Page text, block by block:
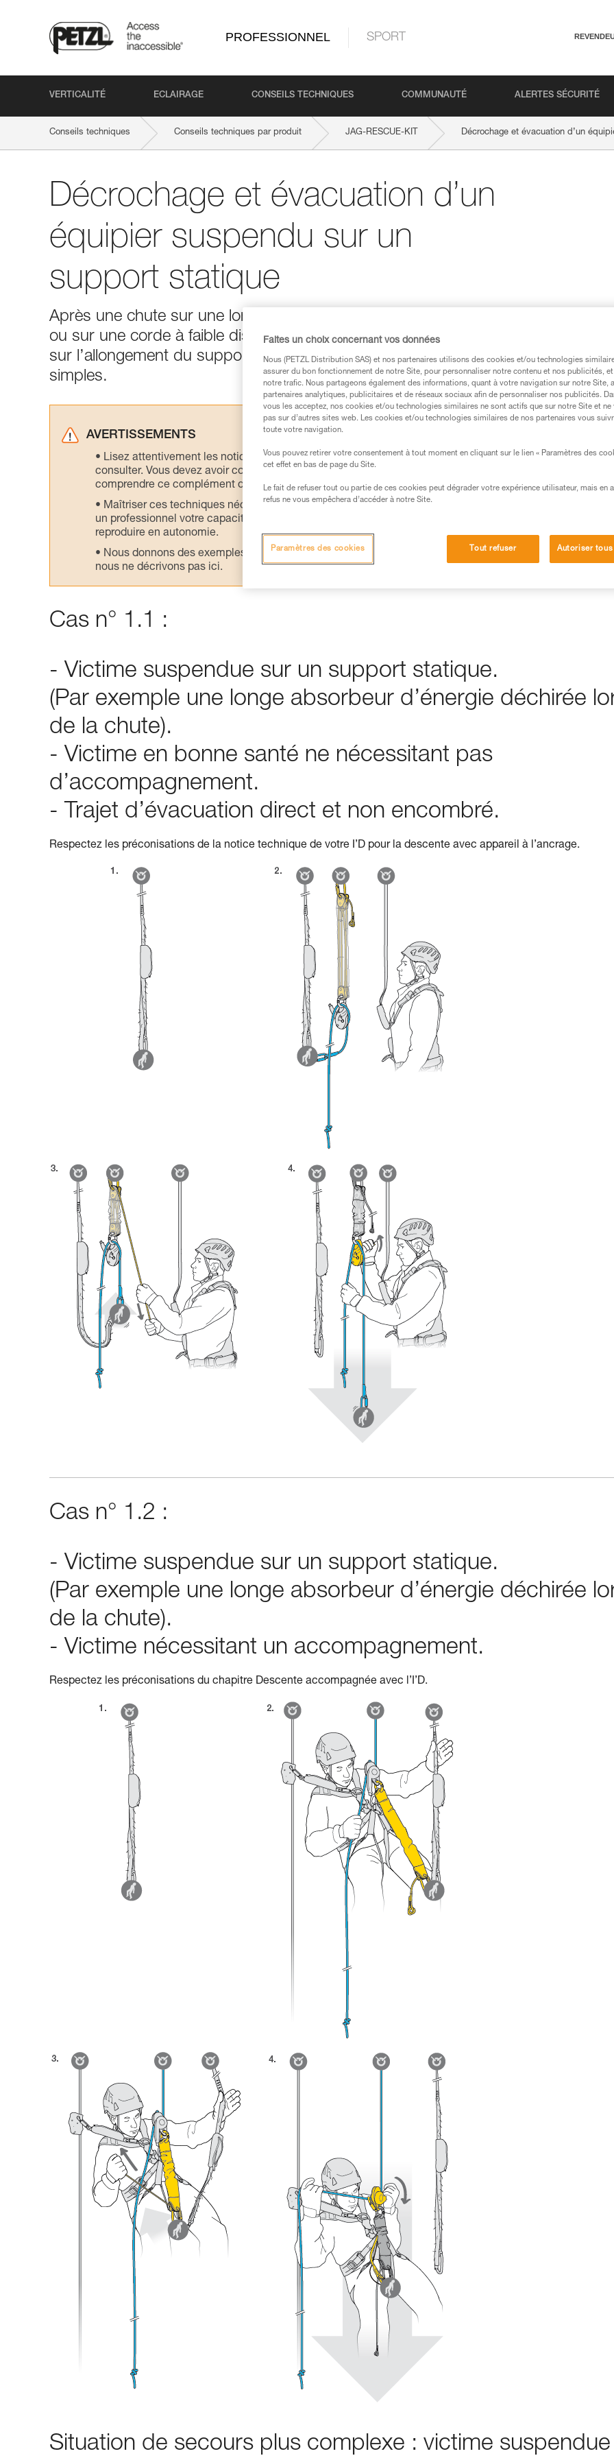
PROFESSIONNEL SPORT
VERTICALITÉ ECLAIRAGE CONSEILS TECHNIQUES COMMUNAUTÉ ALERTES SÉCURITÉ
Conseils techniques Conseils techniques par produit JAG-RESCUE-KIT Décrochage et évacuation d’un
Décrochage et évacuation d’un
équipier suspendu sur un
support statique
Après une chute sur une longe à absorbeur d’énergie, sur une longe de
ou sur une corde à faible distance de l’ancrage, le poids de la victime influe peu
sur l’allongement du support. Les manœuvres de secours sont relativement
simples.
AVERTISSEMENTS
Lisez attentivement les notices techniques des produits utilisés dans ce conseil avant de le
consulter. Vous devez avoir compris les informations de la notice technique pour pouvoir
comprendre ce complément d’informations.
Maîtriser ces techniques nécessite une formation et un entraînement spécifique. Validez avec
un professionnel votre capacité à refaire la manipulation, seul, en toute sécurité, avant de la
reproduire en autonomie.
Nous donnons des exemples de techniques liées à votre activité. Il peut en exister d’autres que
nous ne décrivons pas ici.
Cas n° 1.1 :
- Victime suspendue sur un support statique.
(Par exemple une longe absorbeur d’énergie déchirée
de la chute).
- Victime en bonne santé ne nécessitant pas
d’accompagnement.
- Trajet d’évacuation direct et non encombré.
Respectez les préconisations de la notice technique de votre I’D pour la descente avec appareil à l’ancrage.
Cas n° 1.2 :
- Victime suspendue sur un support statique.
(Par exemple une longe absorbeur d’énergie déchirée
de la chute).
- Victime nécessitant un accompagnement.
Respectez les préconisations du chapitre Descente accompagnée avec l’I’D.
Situation de secours plus complexe : victime suspendue
Faites un choix concernant vos données
Nous (PETZL Distribution SAS) et nos partenaires utilisons des cookies et/ou technologies
assurer du bon fonctionnement de notre Site, pour personnaliser notre contenu et nos publicités,
notre trafic. Nous partageons également des informations, quant à votre navigation sur notre Site,
partenaires analytiques, publicitaires et de réseaux sociaux afin de personnaliser nos publicités.
vous les acceptez, nos cookies et/ou technologies similaires ne sont actifs que sur notre Site et ne
pas sur d’autres sites web. Les cookies et/ou technologies similaires de nos partenaires vous
toute votre navigation.
Vous pouvez retirer votre consentement à tout moment en cliquant sur le lien « Paramètres des
cet effet en bas de page du Site.
Le fait de refuser tout ou partie de ces cookies peut dégrader votre expérience utilisateur, mais en
refus ne vous empêchera d’accéder à notre Site.
Tout refuser Autoriser
Paramètres des cookies